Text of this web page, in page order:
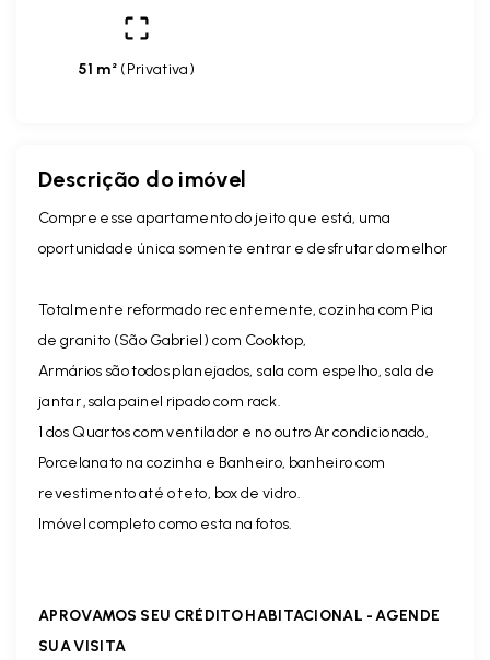
51 m² (Privativa)
Descrição do imóvel
Compre esse apartamento do jeito que está, uma
oportunidade única somente entrar e desfrutar do melhor
Totalmente reformado recentemente, cozinha com Pia
de granito (São Gabriel) com Cooktop,
Armários são todos planejados, sala com espelho, sala de
jantar ,sala painel ripado com rack.
1 dos Quartos com ventilador e no outro Ar condicionado,
Porcelanato na cozinha e Banheiro, banheiro com
revestimento até o teto, box de vidro.
Imóvel completo como esta na fotos.
APROVAMOS SEU CRÉDITO HABITACIONAL - AGENDE
SUA VISITA